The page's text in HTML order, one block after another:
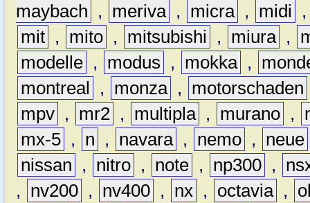
maybach
, meriva , micra , midi
mit , mito , mitsubishi , miura ,
modelle , modus , mokka ,
montreal
, monza , motorschaden
mpv , mr2 , multipla , murano ,
mx-5 , n , navara , nemo , neue
nissan
, nitro , note , np300 ,
,
nv200 , nv400 , nx , octavia ,